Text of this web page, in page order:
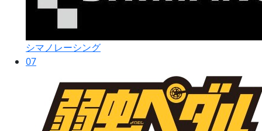
シマノレーシング
07